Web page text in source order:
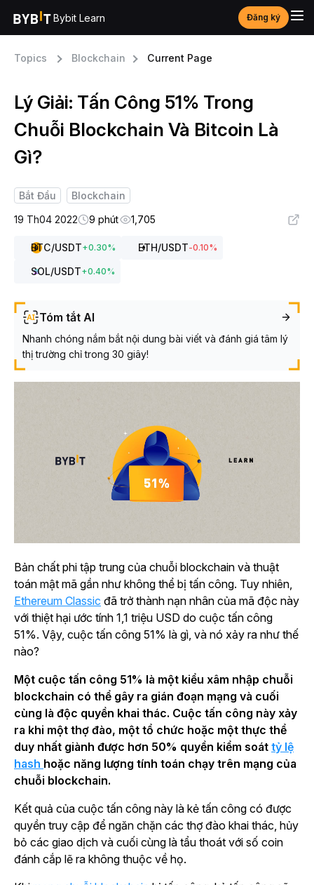
Bybit Learn Đăng ký
Topics Blockchain Current Page
Lý Giải: Tấn Công 51% Trong
Chuỗi Blockchain Và Bitcoin Là
Gì?
Bắt Đầu
Blockchain
19 Th04 2022
9 phút 1,705
BTC/USDT+0.30% ETH/USDT-0.10%
SOL/USDT+0.40%
Tóm tắt AI
Nhanh chóng nắm bắt nội dung bài viết và đánh giá tâm lý
thị trường chỉ trong 30 giây!
Bản chất phi tập trung của chuỗi blockchain và thuật
toán mật mã gần như không thể bị tấn công. Tuy nhiên,
Ethereum Classic đã trở thành nạn nhân của mã độc này
với thiệt hại ước tính 1,1 triệu USD do cuộc tấn công
51%. Vậy, cuộc tấn công 51% là gì, và nó xảy ra như thế
nào?
Một cuộc tấn công 51% là một kiểu xâm nhập chuỗi
blockchain có thể gây ra gián đoạn mạng và cuối
cùng là độc quyền khai thác. Cuộc tấn công này xảy
ra khi một thợ đào, một tổ chức hoặc một thực thể
duy nhất giành được hơn 50% quyền kiểm soát tỷ lệ
hash hoặc năng lượng tính toán chạy trên mạng của
chuỗi blockchain.
Kết quả của cuộc tấn công này là kẻ tấn công có được
quyền truy cập để ngăn chặn các thợ đào khai thác, hủy
bỏ các giao dịch và cuối cùng là tẩu thoát với số coin
đánh cắp lẽ ra không thuộc về họ.